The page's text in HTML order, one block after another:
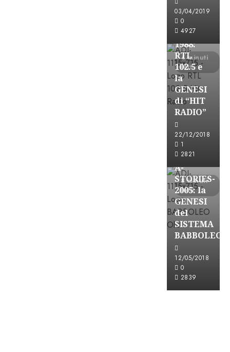
03/04/2019
0
4927
4 minuti
letti
FREE
A-
STORIES-
1988:
RTL
102.5 e
la
GENESI
di “HIT
RADIO”
22/12/2018
1
2821
8 minuti
letti
Formazione
FREE
A-
STORIES-
2005: la
GENESI
del
SISTEMA
BABBOLEO
12/05/2018
0
2839